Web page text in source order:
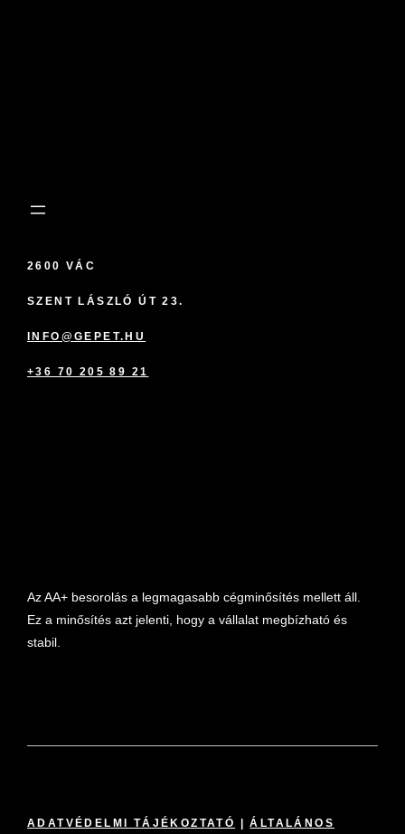
2600 VÁC
SZENT LÁSZLÓ ÚT 23.
INFO@GEPET.HU
+36 70 205 89 21
Az AA+ besorolás a legmagasabb cégminősítés mellett áll.
Ez a minősítés azt jelenti, hogy a vállalat megbízható és
stabil.
ADATVÉDELMI TÁJÉKOZTATÓ |ÁLTALÁNOS